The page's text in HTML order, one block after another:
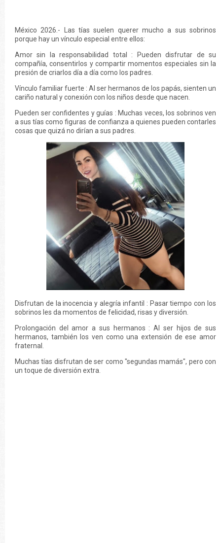
México 2026.- Las tías suelen querer mucho a sus sobrinos
porque hay un vínculo especial entre ellos:
Amor sin la responsabilidad total : Pueden disfrutar de su
compañía, consentirlos y compartir momentos especiales sin la
presión de criarlos día a día como los padres.
Vínculo familiar fuerte : Al ser hermanos de los papás, sienten un
cariño natural y conexión con los niños desde que nacen.
Pueden ser confidentes y guías : Muchas veces, los sobrinos ven
a sus tías como figuras de confianza a quienes pueden contarles
cosas que quizá no dirían a sus padres.
Disfrutan de la inocencia y alegría infantil : Pasar tiempo con los
sobrinos les da momentos de felicidad, risas y diversión.
Prolongación del amor a sus hermanos : Al ser hijos de sus
hermanos, también los ven como una extensión de ese amor
fraternal.
Muchas tías disfrutan de ser como "segundas mamás", pero con
un toque de diversión extra.